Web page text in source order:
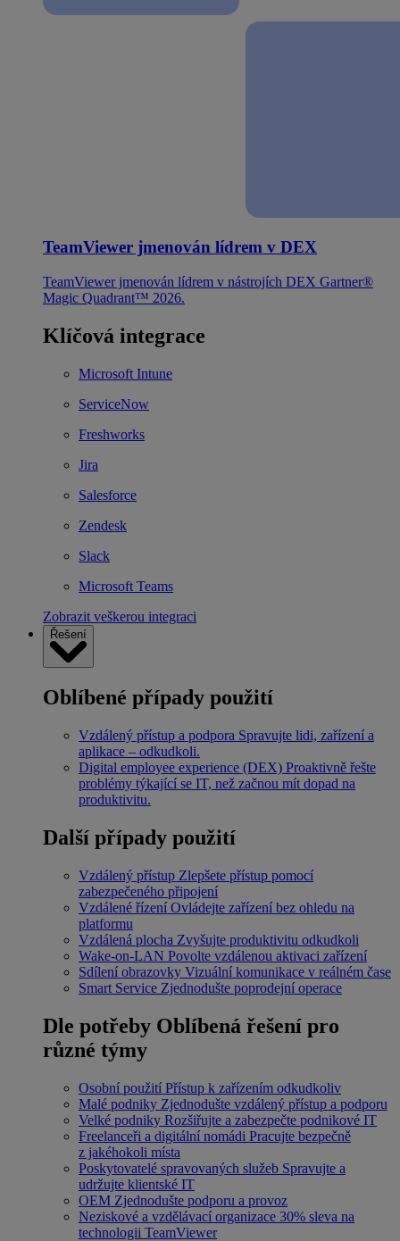
TeamViewer jmenován lídrem v DEX
TeamViewer jmenován lídrem v nástrojích DEX Gartner®
Magic Quadrant™ 2026.
Klíčová integrace
Microsoft Intune
ServiceNow
Freshworks
Jira
Salesforce
Zendesk
Slack
Microsoft Teams
Zobrazit veškerou integraci
Řešení
Oblíbené případy použití
Vzdálený přístup a podpora Spravujte lidi, zařízení a
aplikace – odkudkoli.
Digital employee experience (DEX) Proaktivně řešte
problémy týkající se IT, než začnou mít dopad na
produktivitu.
Další případy použití
Vzdálený přístup Zlepšete přístup pomocí
zabezpečeného připojení
Vzdálené řízení Ovládejte zařízení bez ohledu na
platformu
Vzdálená plocha Zvyšujte produktivitu odkudkoli
Wake-on-LAN Povolte vzdálenou aktivaci zařízení
Sdílení obrazovky Vizuální komunikace v reálném čase
Smart Service Zjednodušte poprodejní operace
Dle potřeby Oblíbená řešení pro
různé týmy
Osobní použití Přístup k zařízením odkudkoliv
Malé podniky Zjednodušte vzdálený přístup a podporu
Velké podniky Rozšiřujte a zabezpečte podnikové IT
Freelanceři a digitální nomádi Pracujte bezpečně
z jakéhokoli místa
Poskytovatelé spravovaných služeb Spravujte a
udržujte klientské IT
OEM Zjednodušte podporu a provoz
Neziskové a vzdělávací organizace 30% sleva na
technologii TeamViewer